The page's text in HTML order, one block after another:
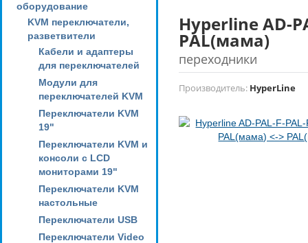
оборудование
KVM переключатели,
разветвители
Кабели и адаптеры
для переключателей
Модули для
переключателей KVM
Переключатели KVM
19"
Переключатели KVM и
консоли с LCD
мониторами 19"
Переключатели KVM
настольные
Переключатели USB
Переключатели Video
Hyperline AD-
PAL(мама)
переходники
Производитель: HyperLine